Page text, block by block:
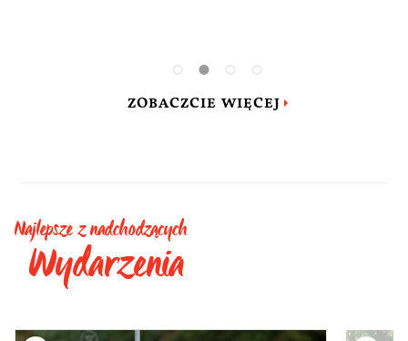
ZOBACZCIE WIĘCEJ
Najlepsze z nadchodzących
Wydarzenia